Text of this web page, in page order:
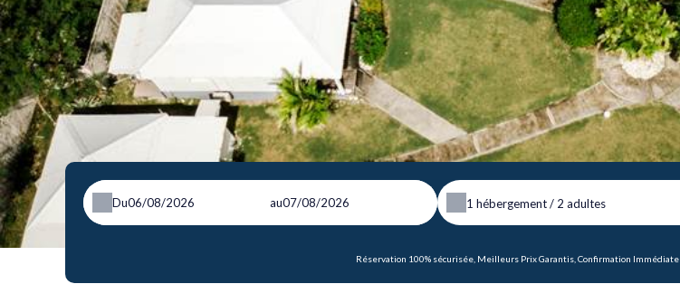
Du au 1 hébergement / 2 adultes
Réservation 100% sécurisée, Meilleurs Prix Garantis, Confirmation Immédiate